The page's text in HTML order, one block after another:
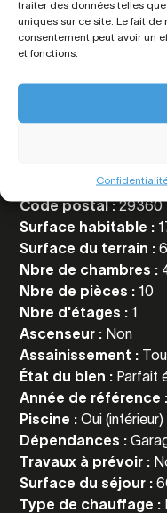
traiter des données telles
uniques sur ce site. Le fait de
consentement peut avoir un
et fonctions.
Toutes
Référence :6464
Clohars-
Code postal :29360
Surface habitable :
Surface du terrain :
Nbre de chambres :
Nbre de pièces : 10
Nbre d'étages : 1
Ascenseur : Non
Assainissement :
État du bien : Parfait
Année de référence
Piscine :Oui (intérieur)
Dépendances :
Travaux à prévoir :
Surface du séjour :
Type de chauffage :